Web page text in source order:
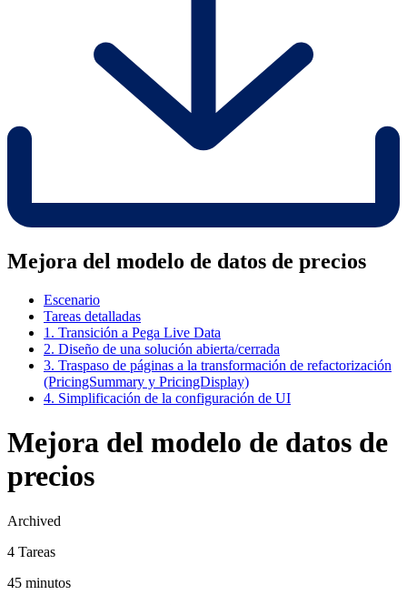
Mejora del modelo de datos de precios
Escenario
Tareas detalladas
1. Transición a Pega Live Data
2. Diseño de una solución abierta/cerrada
3. Traspaso de páginas a la transformación de refactorización
(PricingSummary y PricingDisplay)
4. Simplificación de la configuración de UI
Mejora del modelo de datos de
precios
Archived
4 Tareas
45 minutos